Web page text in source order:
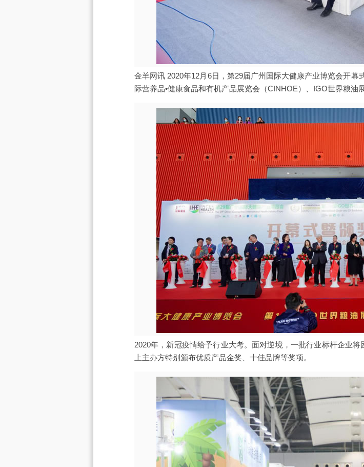
金羊网讯 2020年12月6日，第29届广州国际大健康产业博览会开
际营养品•健康食品和有机产品展览会（CINHOE）、IGO世界粮油展
2020年，新冠疫情给予行业大考。面对逆境，一批行业标杆企业
上主办方特别颁布优质产品金奖、十佳品牌等奖项。